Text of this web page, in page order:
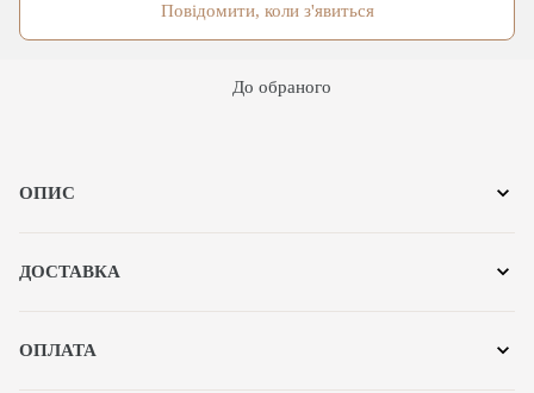
Повідомити, коли з'явиться
До обраного
ОПИС
ДОСТАВКА
ОПЛАТА